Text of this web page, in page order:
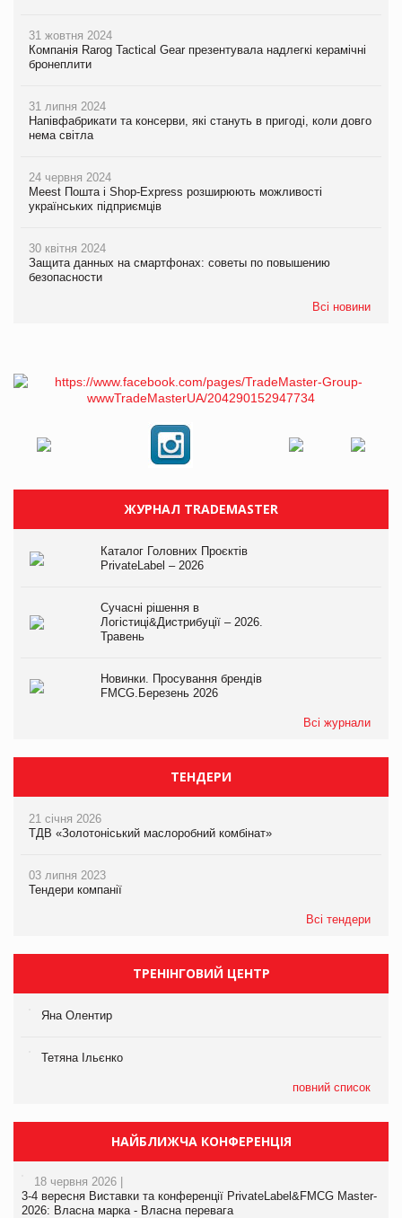
31 жовтня 2024
Компанія Rarog Tactical Gear презентувала надлегкі керамічні
бронеплити
31 липня 2024
Напівфабрикати та консерви, які стануть в пригоді, коли довго
нема світла
24 червня 2024
Meest Пошта і Shop-Express розширюють можливості
українських підприємців
30 квітня 2024
Защита данных на смартфонах: советы по повышению
безопасности
Всі новини
ЖУРНАЛ TRADEMASTER
Каталог Головних Проєктів
PrivateLabel – 2026
Сучасні рішення в
Логістиці&Дистрибуції – 2026.
Травень
Новинки. Просування брендів
FMCG.Березень 2026
Всі журнали
ТЕНДЕРИ
21 січня 2026
ТДВ «Золотоніський маслоробний комбінат»
03 липня 2023
Тендери компанії
Всі тендери
ТРЕНІНГОВИЙ ЦЕНТР
Яна Олентир
Тетяна Ільєнко
повний список
НАЙБЛИЖЧА КОНФЕРЕНЦІЯ
18 червня 2026 |
3-4 вересня Виставки та конференції PrivateLabel&FMCG Master-
2026: Власна марка - Власна перевага